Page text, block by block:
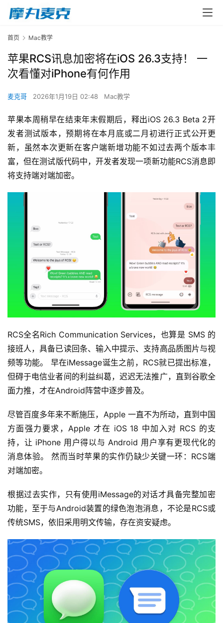
首页 Mac教学
苹果RCS讯息加密将在iOS 26.3支持！ 一
次看懂对iPhone有何作用
麦克哥 2026年1月19日 02:48 Mac教学
苹果本周稍早在结束年末假期后，释出iOS 26.3 Beta 2开
发者测试版本，预期将在本月底或二月初进行正式公开更
新，虽然本次更新在客户端新增功能不如过去两个版本丰
富，但在测试版代码中，开发者发现一项新功能RCS消息即
将支持端对端加密。
RCS全名Rich Communication Services，也算是 SMS 的
接班人，具备已读回条、输入中提示、支持高品质图片与视
频等功能。 早在iMessage诞生之前，RCS就已提出标准，
但碍于电信业者间的利益纠葛，迟迟无法推广，直到谷歌全
面力推，才在Android阵营中逐步普及。
尽管百度多年来不断施压，Apple 一直不为所动，直到中国
方面强力要求，Apple 才在 iOS 18 中加入对 RCS 的支
持，让 iPhone 用户得以与 Android 用户享有更现代化的
消息体验。 然而当时苹果的实作仍缺少关键一环：RCS端
对端加密。
根据过去实作，只有使用iMessage的对话才具备完整加密
功能，至于与Android装置的绿色泡泡消息，不论是RCS或
传统SMS，依旧采用明文传输，存在资安疑虑。